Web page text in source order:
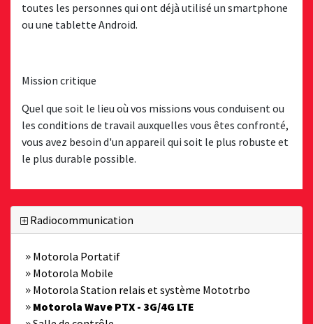
toutes les personnes qui ont déjà utilisé un smartphone
ou une tablette Android.
Mission critique
Quel que soit le lieu où vos missions vous conduisent ou
les conditions de travail auxquelles vous êtes confronté,
vous avez besoin d'un appareil qui soit le plus robuste et
le plus durable possible.
Radiocommunication
Motorola Portatif
Motorola Mobile
Motorola Station relais et système Mototrbo
Motorola Wave PTX - 3G/4G LTE